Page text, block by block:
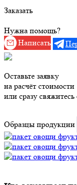
Заказать
Нужна помощь?
Написать
Оставьте заявку
на расчёт стоимости
или сразу
Образцы продукции